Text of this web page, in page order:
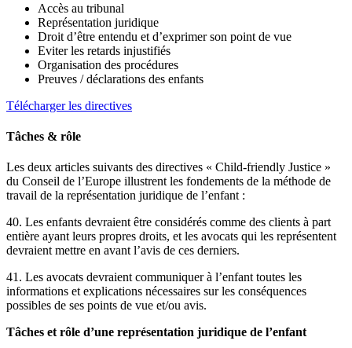
Accès au tribunal
Représentation juridique
Droit d’être entendu et d’exprimer son point de vue
Eviter les retards injustifiés
Organisation des procédures
Preuves / déclarations des enfants
Télécharger les directives
Tâches & rôle
Les deux articles suivants des directives « Child-friendly Justice »
du Conseil de l’Europe illustrent les fondements de la méthode de
travail de la représentation juridique de l’enfant :
40. Les enfants devraient être considérés comme des clients à part
entière ayant leurs propres droits, et les avocats qui les représentent
devraient mettre en avant l’avis de ces derniers.
41. Les avocats devraient communiquer à l’enfant toutes les
informations et explications nécessaires sur les conséquences
possibles de ses points de vue et/ou avis.
Tâches et rôle d’une représentation juridique de l’enfant